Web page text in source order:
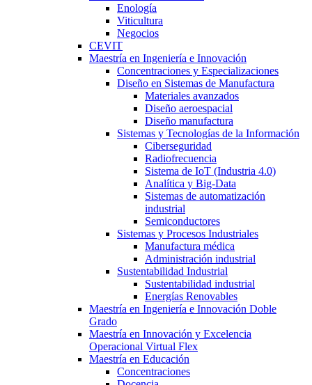
Enología
Viticultura
Negocios
CEVIT
Maestría en Ingeniería e Innovación
Concentraciones y Especializaciones
Diseño en Sistemas de Manufactura
Materiales avanzados
Diseño aeroespacial
Diseño manufactura
Sistemas y Tecnologías de la Información
Ciberseguridad
Radiofrecuencia
Sistema de IoT (Industria 4.0)
Analítica y Big-Data
Sistemas de automatización
industrial
Semiconductores
Sistemas y Procesos Industriales
Manufactura médica
Administración industrial
Sustentabilidad Industrial
Sustentabilidad industrial
Energías Renovables
Maestría en Ingeniería e Innovación Doble
Grado
Maestría en Innovación y Excelencia
Operacional Virtual Flex
Maestría en Educación
Concentraciones